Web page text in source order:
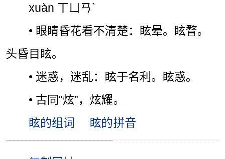
xuàn ㄒㄩㄢˋ
• 眼睛昏花看不清楚：眩晕。眩瞀。
头昏目眩。
• 迷惑，迷乱：眩于名利。眩惑。
• 古同“炫”，炫耀。
眩的组词
眩的拼音